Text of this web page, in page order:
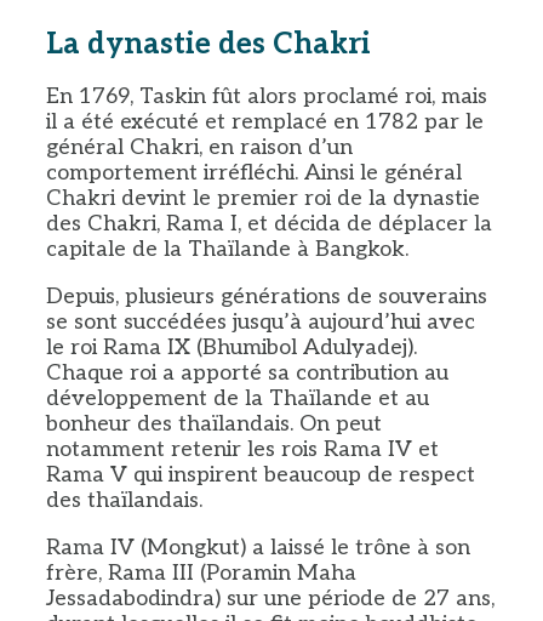
La dynastie des Chakri
En 1769, Taskin fût alors proclamé roi, mais
il a été exécuté et remplacé en 1782 par le
général Chakri, en raison d’un
comportement irréfléchi. Ainsi le général
Chakri devint le premier roi de la dynastie
des Chakri, Rama I, et décida de déplacer la
capitale de la Thaïlande à Bangkok.
Depuis, plusieurs générations de souverains
se sont succédées jusqu’à aujourd’hui avec
le roi Rama IX (Bhumibol Adulyadej).
Chaque roi a apporté sa contribution au
développement de la Thaïlande et au
bonheur des thaïlandais. On peut
notamment retenir les rois Rama IV et
Rama V qui inspirent beaucoup de respect
des thaïlandais.
Rama IV (Mongkut) a laissé le trône à son
frère, Rama III (Poramin Maha
Jessadabodindra) sur une période de 27 ans,